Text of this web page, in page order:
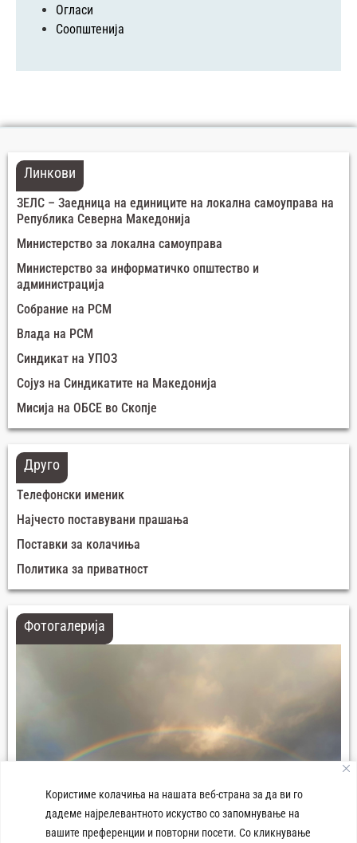
Користиме колачиња на нашата веб-страна за да ви го
дадеме најрелевантното искуство со запомнување на
вашите преференции и повторни посети. Со кликнување
Огласи
Соопштенија
Линкови
ЗЕЛС – Заедница на единиците на локална самоуправа на
Република Северна Македонија
Министерство за локална самоуправа
Министерство за информатичко општество и
администрација
Собрание на РСМ
Влада на РСМ
Синдикат на УПОЗ
Сојуз на Синдикатите на Македонија
Мисија на ОБСЕ во Скопје
Друго
Телефонски именик
Најчесто поставувани прашања
Поставки за колачиња
Политика за приватност
Фотогалерија